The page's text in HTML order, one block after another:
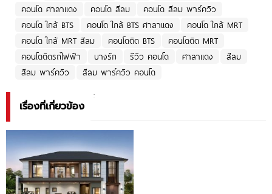
คอนโด ศาลาแดง
คอนโด สีลม
คอนโด สีลม พาร์ควิว
คอนโด ใกล้ BTS
คอนโด ใกล้ BTS ศาลาแดง
คอนโด ใกล้ MRT
คอนโด ใกล้ MRT สีลม
คอนโดติด BTS
คอนโดติด MRT
คอนโดติดรถไฟฟ้า
บางรัก รีวิว คอนโด ศาลาแดง
สีลม
สีลม พาร์ควิว
สีลม พาร์ควิว คอนโด
เรื่องที่เกี่ยวข้อง